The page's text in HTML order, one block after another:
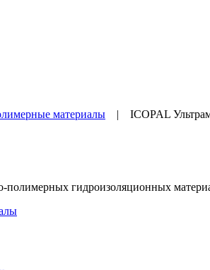
материалы | ICOPAL
гидроизоляционных